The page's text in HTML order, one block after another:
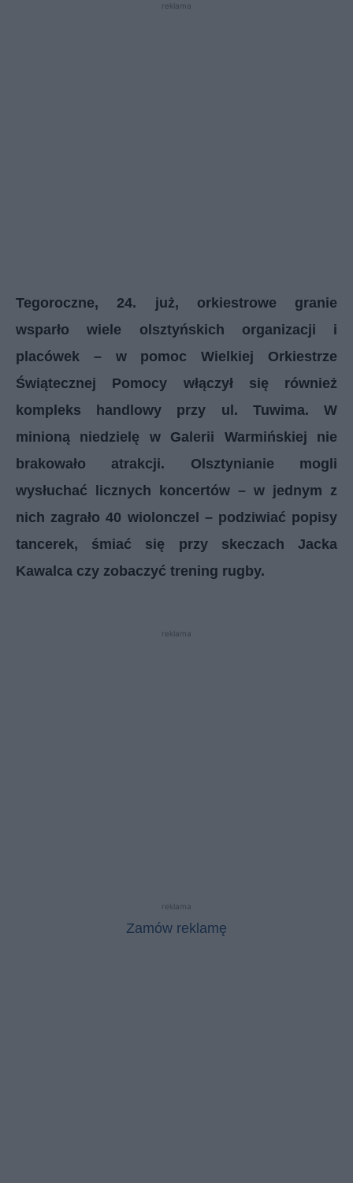
reklama
Tegoroczne, 24. już, orkiestrowe granie
wsparło wiele olsztyńskich organizacji i
placówek – w pomoc Wielkiej Orkiestrze
Świątecznej Pomocy włączył się również
kompleks handlowy przy ul. Tuwima. W
minioną niedzielę w Galerii Warmińskiej nie
brakowało atrakcji. Olsztynianie mogli
wysłuchać licznych koncertów – w jednym z
nich zagrało 40 wiolonczel – podziwiać popisy
tancerek, śmiać się przy skeczach Jacka
Kawalca czy zobaczyć trening rugby.
reklama
reklama
Zamów reklamę